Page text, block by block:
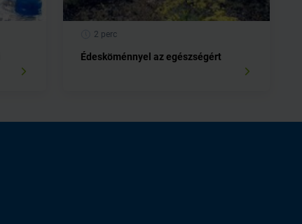
2 perc
Édesköménnyel az egészségért